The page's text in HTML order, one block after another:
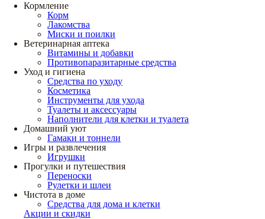
Кормление
Корм
Лакомства
Миски и поилки
Ветеринарная аптека
Витамины и добавки
Противопаразитарные средства
Уход и гигиена
Средства по уходу
Косметика
Инструменты для ухода
Туалеты и аксессуары
Наполнители для клетки и туалета
Домашний уют
Гамаки и тоннели
Игры и развлечения
Игрушки
Прогулки и путешествия
Переноски
Рулетки и шлеи
Чистота в доме
Средства для дома и клетки
Акции и скидки